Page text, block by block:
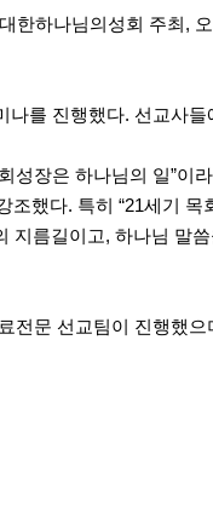
한하나님의성회 주최,
나를 진행했다. 선교사
성장은 하나님의 일”이
했다. 특히 “21세기
지름길이고, 하나님 말
문 선교팀이 진행했